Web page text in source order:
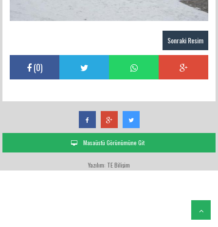
Sonraki Resim
(0)
Masaüstü Görünümüne Git
Yazılım: TE Bilişim